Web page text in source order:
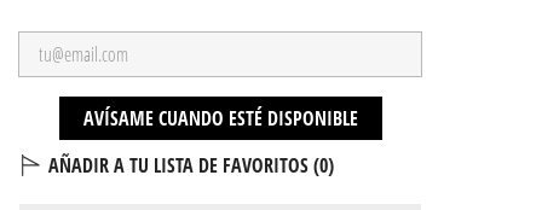
AVÍSAME CUANDO ESTÉ DISPONIBLE
AÑADIR A TU LISTA DE FAVORITOS (0)